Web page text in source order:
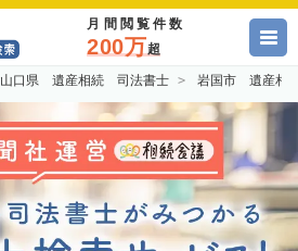
月間閲覧件数
200万超
山口県 遺産相続 司法書士 岩国市 遺産相